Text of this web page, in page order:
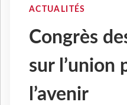
ACTUALITÉS
Congrès
sur l’union
l’avenir